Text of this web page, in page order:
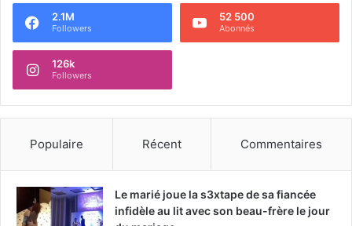
2.1M
Followers
52 500
Abonnés
126k
Followers
Populaire Récent Commentaires
Le marié joue la s3xtape de sa fiancée
infidèle au lit avec son beau-frère le jour